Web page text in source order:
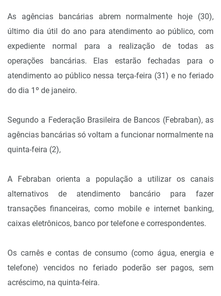
As agências bancárias abrem normalmente hoje (30),
último dia útil do ano para atendimento ao público, com
expediente normal para a realização de todas as
operações bancárias. Elas estarão fechadas para o
atendimento ao público nessa terça-feira (31) e no feriado
do dia 1º de janeiro.
Segundo a Federação Brasileira de Bancos (Febraban), as
agências bancárias só voltam a funcionar normalmente na
quinta-feira (2),
A Febraban orienta a população a utilizar os canais
alternativos de atendimento bancário para fazer
transações financeiras, como mobile e internet banking,
caixas eletrônicos, banco por telefone e correspondentes.
Os carnês e contas de consumo (como água, energia e
telefone) vencidos no feriado poderão ser pagos, sem
acréscimo, na quinta-feira.